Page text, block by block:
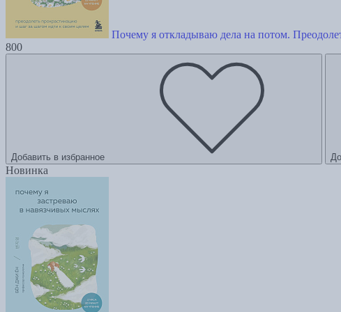
Почему я откладываю дела на потом.
800
Добавить в избранное
Новинка